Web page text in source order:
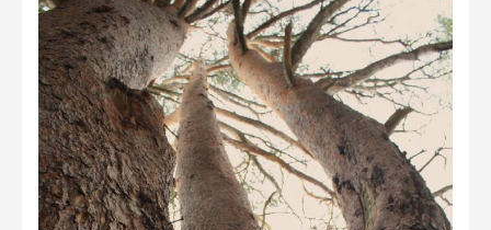
Видео 2025
Фотоконкурс 2024
Не учитываются 2024
Видео 2024
Фотоконкурс 2023
Не учитываются 2023